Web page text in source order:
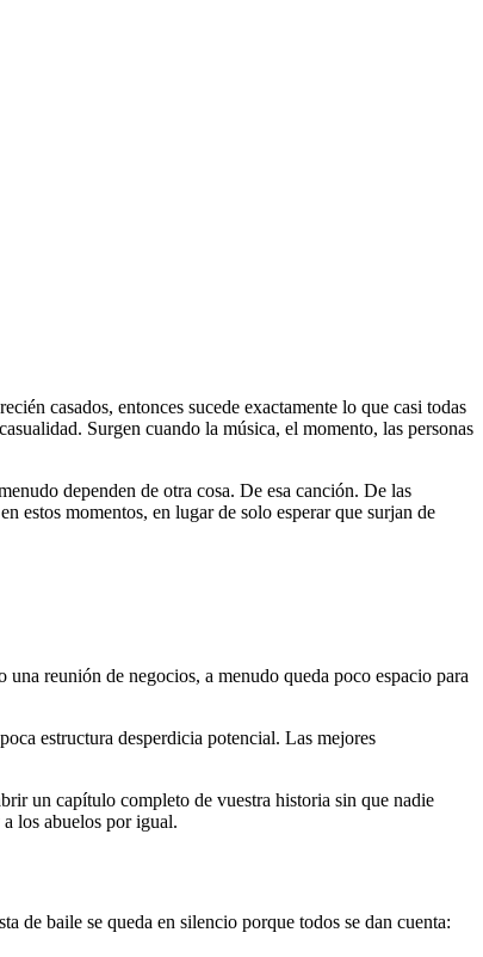
casados, entonces sucede exactamente lo que casi todas
Surgen cuando la música, el momento, las personas
dependen de otra cosa. De esa canción. De las
estos momentos, en lugar de solo esperar que surjan de
reunión de negocios, a menudo queda poco espacio para
estructura desperdicia potencial. Las mejores
un capítulo completo de vuestra historia sin que nadie
los abuelos por igual.
de baile se queda en silencio porque todos se dan cuenta: